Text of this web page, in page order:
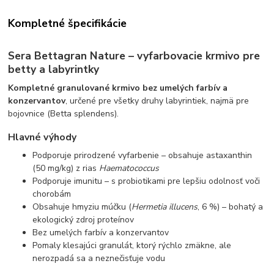
Kompletné špecifikácie
Sera Bettagran Nature – vyfarbovacie krmivo pre
betty a labyrintky
Kompletné granulované krmivo bez umelých farbív a
konzervantov, určené pre všetky druhy labyrintiek, najmä pre
bojovnice (Betta splendens).
Hlavné výhody
Podporuje prirodzené vyfarbenie – obsahuje astaxanthin
(50 mg/kg) z rias Haematococcus
Podporuje imunitu – s probiotikami pre lepšiu odolnosť voči
chorobám
Obsahuje hmyziu múčku (Hermetia illucens, 6 %) – bohatý a
ekologický zdroj proteínov
Bez umelých farbív a konzervantov
Pomaly klesajúci granulát, ktorý rýchlo zmäkne, ale
nerozpadá sa a neznečisťuje vodu